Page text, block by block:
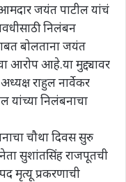
आमदार जयंत पाटील यांचं
निलंबन
बोलताना जयंत
आरोप आहे.या मुद्द्यावर
राहुल नार्वेकर
यांच्या निलंबनाचा
चौथा दिवस सुरु
सुशांतसिंह राजपूतची
मृत्यू प्रकरणाची